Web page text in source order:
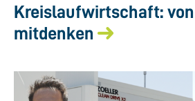
Kreislaufwirtschaft:
mitdenken